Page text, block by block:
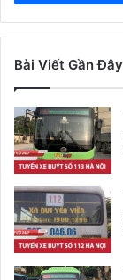
Bài Viết Gần Đây